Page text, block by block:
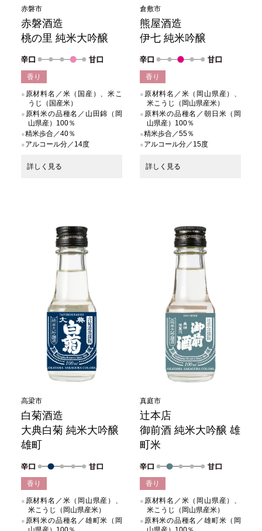
赤磐市
赤磐酒造
桃の里 純米大吟醸
香り
原材料名／米（国産）、米こ
うじ（国産米）
原料米の品種名／山田錦（岡
山県産）100％
精米歩合／40％
アルコール分／14度
詳しく見る
倉敷市
熊屋酒造
伊七 純米吟醸
香り
原材料名／米（岡山県産）、
米こうじ（岡山県産米）
原料米の品種名／朝日米（岡
山県産）100％
精米歩合／55％
アルコール分／15度
詳しく見る
高梁市
白菊酒造
大典白菊 純米大吟醸
雄町
香り
原材料名／米（岡山県産）、
米こうじ（岡山県産米）
原料米の品種名／雄町米（岡
真庭市
辻本店
御前酒 純米大吟醸 雄
町米
香り
原材料名／米（岡山県産）、
米こうじ（岡山県産米）
原料米の品種名／雄町米（岡